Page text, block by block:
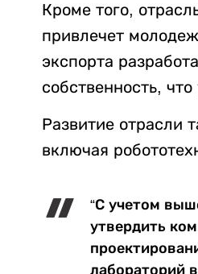
Кроме того,
привлечет
экспорта
собственность,
Развитие отрасли
включая
“С учетом
утвердить
лабораторий